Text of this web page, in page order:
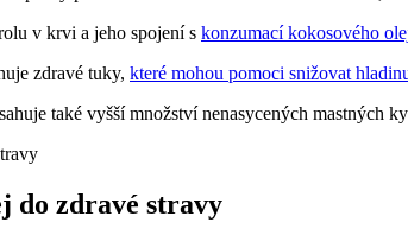
v krvi a jeho spojení s konzumací kokosového
zdravé tuky, které mohou pomoci snižovat
také vyšší množství nenasycených mastných
do zdravé stravy